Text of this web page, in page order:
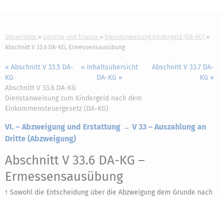
Steuertipps Gesetze und Erlasse
Dienstanweisung Kindergeld (DA-KG)
Abschnitt V 33.6 DA-KG, Ermessensausübung
« Abschnitt V 33.5 DA-
KG
« Inhaltsübersicht
DA-KG »
Abschnitt V 33.7 DA-
KG »
Abschnitt V 33.6 DA-KG
Dienstanweisung zum Kindergeld nach dem
Einkommensteuergesetz (DA-KG)
VI. – Abzweigung und Erstattung → V 33 – Auszahlung an
Dritte (Abzweigung)
Abschnitt V 33.6 DA-KG –
Ermessensausübung
1 Sowohl die Entscheidung über die Abzweigung dem Grunde nach